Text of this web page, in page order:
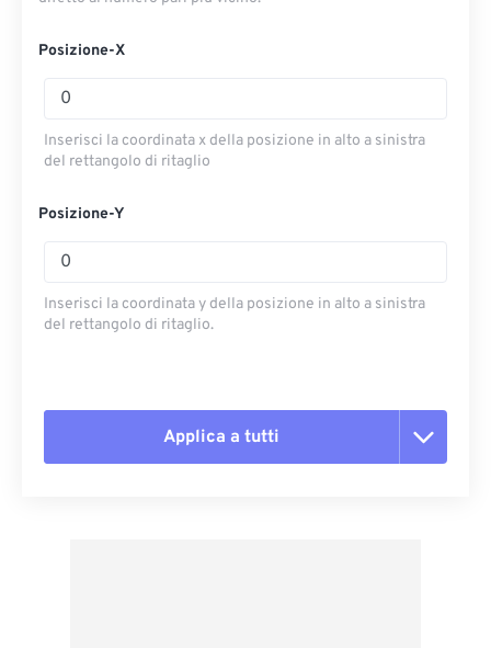
Posizione-X
Inserisci la coordinata x della posizione in alto a sinistra
del rettangolo di ritaglio
Posizione-Y
Inserisci la coordinata y della posizione in alto a sinistra
del rettangolo di ritaglio.
Applica a tutti